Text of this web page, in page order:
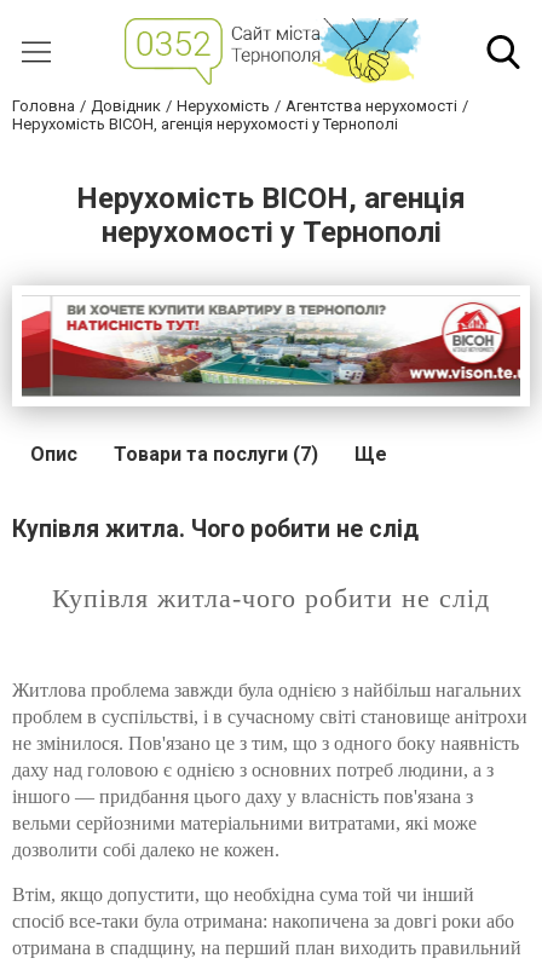
Головна Довідник Нерухомість
Агентства нерухомості
Нерухомість ВІСОН, агенція нерухомості у Тернополі
Нерухомість ВІСОН, агенція
нерухомості у Тернополі
Опис Товари та послуги (7) Ще
Купівля житла. Чого робити не слід
Купівля житла-чого робити не слід
Житлова проблема завжди була однією з найбільш нагальних
проблем в суспільстві, і в сучасному світі становище анітрохи
не змінилося. Пов'язано це з тим, що з одного боку наявність
даху над головою є однією з основних потреб людини, а з
іншого — придбання цього даху у власність пов'язана з
вельми серйозними матеріальними витратами, які може
дозволити собі далеко не кожен.
Втім, якщо допустити, що необхідна сума той чи інший
спосіб все-таки була отримана: накопичена за довгі роки або
отримана в спадщину, на перший план виходить правильний